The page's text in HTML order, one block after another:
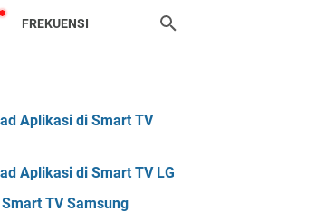
FREKUENSI
Aplikasi di Smart TV
Aplikasi di Smart TV LG
TV Samsung